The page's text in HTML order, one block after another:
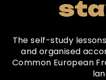
The self-study
and organised
Common European